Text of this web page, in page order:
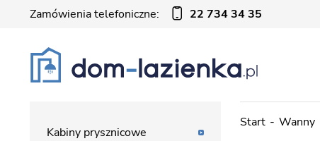
Zamówienia telefoniczne: 22 734 34 35
Start Wanny
Kabiny prysznicowe